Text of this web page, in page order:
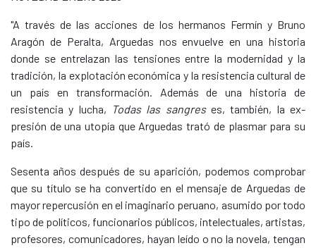
"A través de las acciones de los hermanos Fermín y Bruno
Aragón de Peralta, Arguedas nos envuelve en una historia
donde se entrelazan las tensiones entre la modernidad y la
tradición, la explotación económica y la resistencia cultural de
un país en transformación. Además de una historia de
resistencia y lucha, Todas las sangres es, también, la ex-
presión de una utopía que Arguedas trató de plasmar para su
país.
Sesenta años después de su aparición, podemos comprobar
que su título se ha convertido en el mensaje de Arguedas de
mayor repercusión en el imaginario peruano, asumido por todo
tipo de políticos, funcionarios públicos, intelectuales, artistas,
profesores, comunicadores, hayan leído o no la novela, tengan